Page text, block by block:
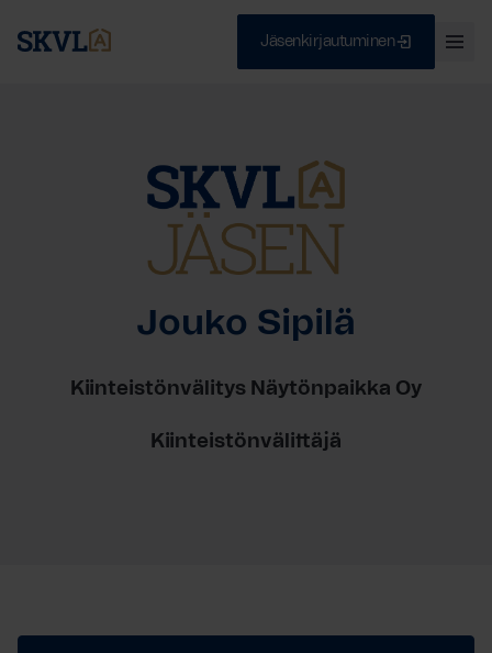
Jäsenkirjautuminen
Jouko Sipilä
Kiinteistönvälitys Näytönpaikka Oy
Kiinteistönvälittäjä